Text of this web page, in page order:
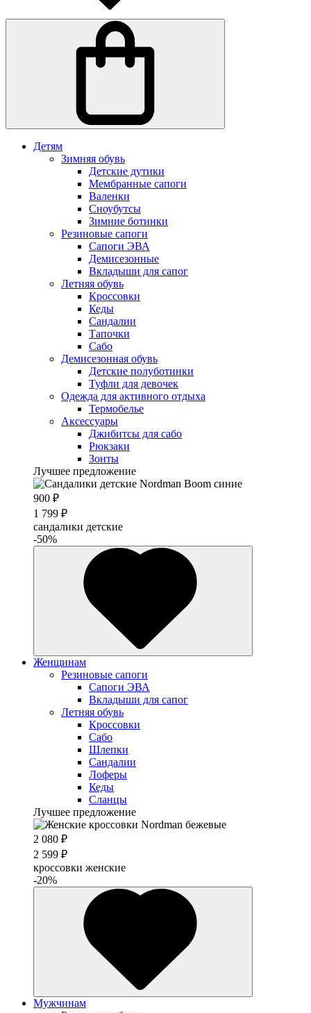
Детям
Зимняя обувь
Детские дутики
Мембранные сапоги
Валенки
Сноубутсы
Зимние ботинки
Резиновые сапоги
Сапоги ЭВА
Демисезонные
Вкладыши для сапог
Летняя обувь
Кроссовки
Кеды
Сандалии
Тапочки
Сабо
Демисезонная обувь
Детские полуботинки
Туфли для девочек
Одежда для активного отдыха
Термобелье
Аксессуары
Джибитсы для сабо
Рюкзаки
Зонты
Лучшее предложение
900 ₽
1 799 ₽
сандалики детские
-50%
Женщинам
Резиновые сапоги
Cапоги ЭВА
Вкладыши для сапог
Летняя обувь
Кроссовки
Сабо
Шлепки
Сандалии
Лоферы
Кеды
Сланцы
Лучшее предложение
2 080 ₽
2 599 ₽
кроссовки женские
-20%
Мужчинам